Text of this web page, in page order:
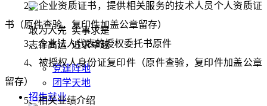
敢为人先 实事求是
志存高远 追求卓越
党建阵地
团学天地
招生就业
2、企业资质证书，提供相关服务的技术人员个人资质证
书（原件查验，复印件加盖公章留存）
3、企业法人代表的授权委托书原件
4、 被授权人身份证复印件 （原件查验，复印件加盖公章
留存）
5、相关业绩介绍